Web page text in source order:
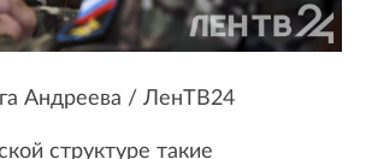
Андреева / ЛенТВ24
структуре такие